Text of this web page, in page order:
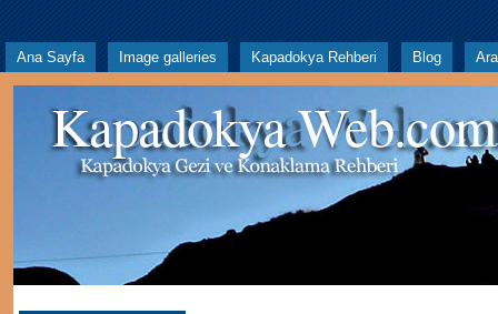
Ana Sayfa Image galleries Kapadokya Rehberi Blog Ara
Kapadokya Web.com